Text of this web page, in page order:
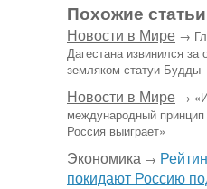
Похожие
Новости в Мире →
Дагестана извинился за
земляком статуи Будды
Новости в Мире →
международный принцип
Россия выиграет»
Экономика →
покидают Россию